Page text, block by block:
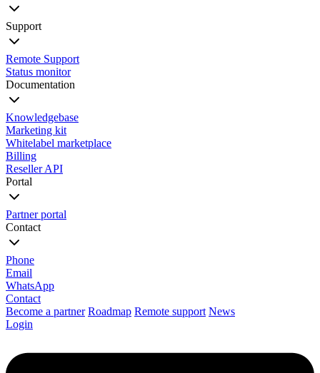
Support
Remote Support
Status monitor
Documentation
Knowledgebase
Marketing kit
Whitelabel marketplace
Billing
Reseller API
Portal
Partner portal
Contact
Phone
Email
WhatsApp
Contact
Become a partner Roadmap Remote support News
Login